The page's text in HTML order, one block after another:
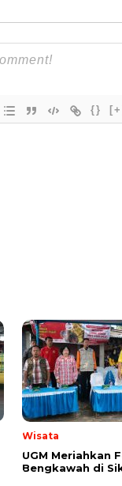
{}
Wisata
UGM Meriahkan
Bengkawah di